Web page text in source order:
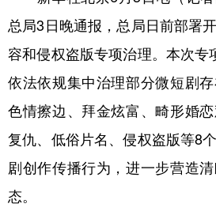
科技 科创
文化 书画
法律 中央文件
食品 人居 信
学术中国 乡村振兴
总局3日晚通报，总局日前部署
容和侵权盗版专项治理。本次专
依法依规集中治理部分微短剧
色情擦边、拜金炫富、畸形婚
复仇、低俗片名、侵权盗版等8
剧创作传播行为，进一步营造
态。